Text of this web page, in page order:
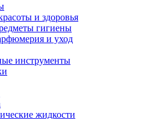
и здоровья
гигиены
и уход
инструменты
жидкости